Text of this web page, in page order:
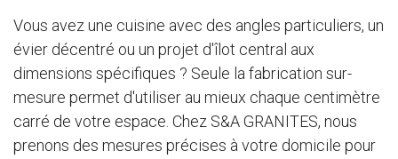
Vous avez une cuisine avec des angles particuliers, un
évier décentré ou un projet d'îlot central aux
dimensions spécifiques ? Seule la fabrication sur-
mesure permet d'utiliser au mieux chaque centimètre
carré de votre espace. Chez S&A GRANITES, nous
prenons des mesures précises à votre domicile pour